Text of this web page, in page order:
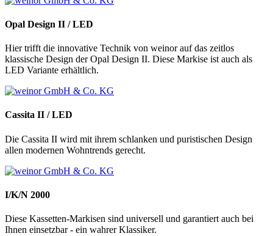
Opal Design II / LED
Hier trifft die innovative Technik von weinor auf das zeitlos
klassische Design der Opal Design II. Diese Markise ist auch als
LED Variante erhältlich.
Cassita II / LED
Die Cassita II wird mit ihrem schlanken und puristischen Design
allen modernen Wohntrends gerecht.
I/K/N 2000
Diese Kassetten-Markisen sind universell und garantiert auch bei
Ihnen einsetzbar - ein wahrer Klassiker.